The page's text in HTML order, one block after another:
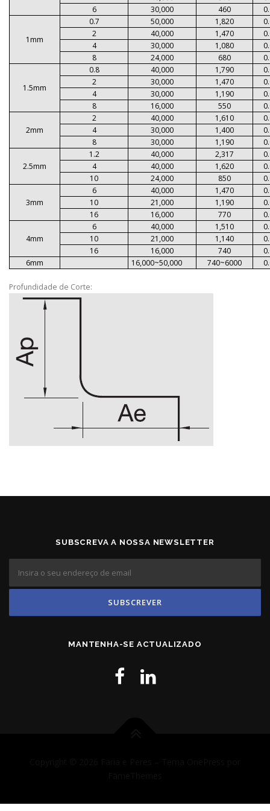
6
30,000 460
1mm
0.7 50,000 1,820
2
40,000 1,470
4
30,000 1,080
8
24,000 680
1.5mm
0.8 40,000 1,790
2
30,000 1,470
4
30,000 1,190
8
16,000 550
2mm
2 40,000 1,610
4
30,000 1,400
8
30,000 1,190
2.5mm
1.2 40,000 2,317
4
40,000 1,620
10
24,000 850
3mm
6 40,000 1,470
10
21,000 1,190
16
16,000 770
4mm
6 40,000 1,510
10
21,000 1,140
16
16,000 740
6mm
16,000~50,000 740~6000
Profundidade de Corte:
SUBSCREVA A NOSSA NEWSLETTER
MANTENHA-SE ACTUALIZADO